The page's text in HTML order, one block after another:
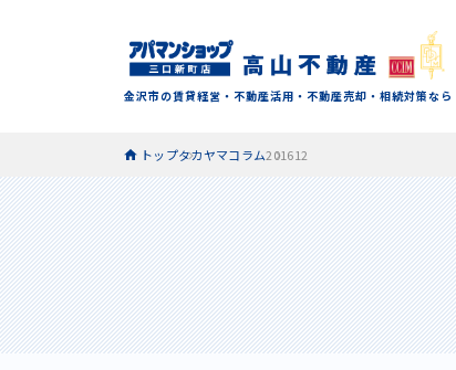
金沢市の賃貸経営・不動産活用・不動産売却・相続対策なら
トップタカヤマコラム201612